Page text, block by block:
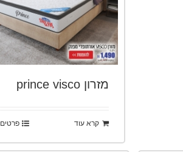
מזרון prince visco
קרא עוד פרטים